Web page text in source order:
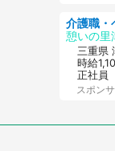
憩いの里
三重県
時給
正社員
スポン